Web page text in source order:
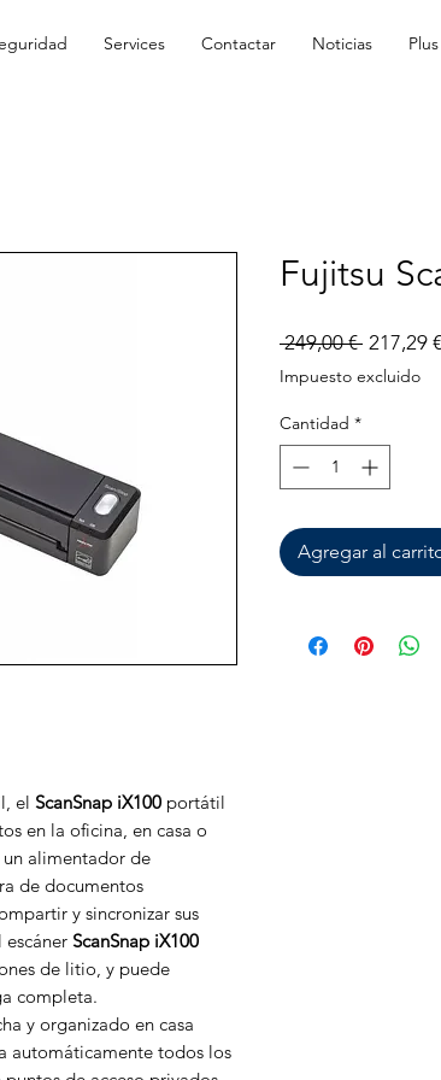
Services Contactar Noticias Plus
el ScanSnap iX100 portátil
en la oficina, en casa o
alimentador de
de documentos
y sincronizar sus
ScanSnap iX100
de litio, y puede
completa.
y organizado en casa
automáticamente todos los
Fujitsu
249,00 € Precio
217,29 €
Impuesto excluido
Cantidad *
Agregar al